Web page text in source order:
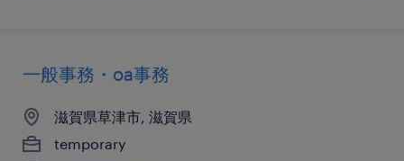
一般事務・oa事務
滋賀県草津市, 滋賀県
temporary